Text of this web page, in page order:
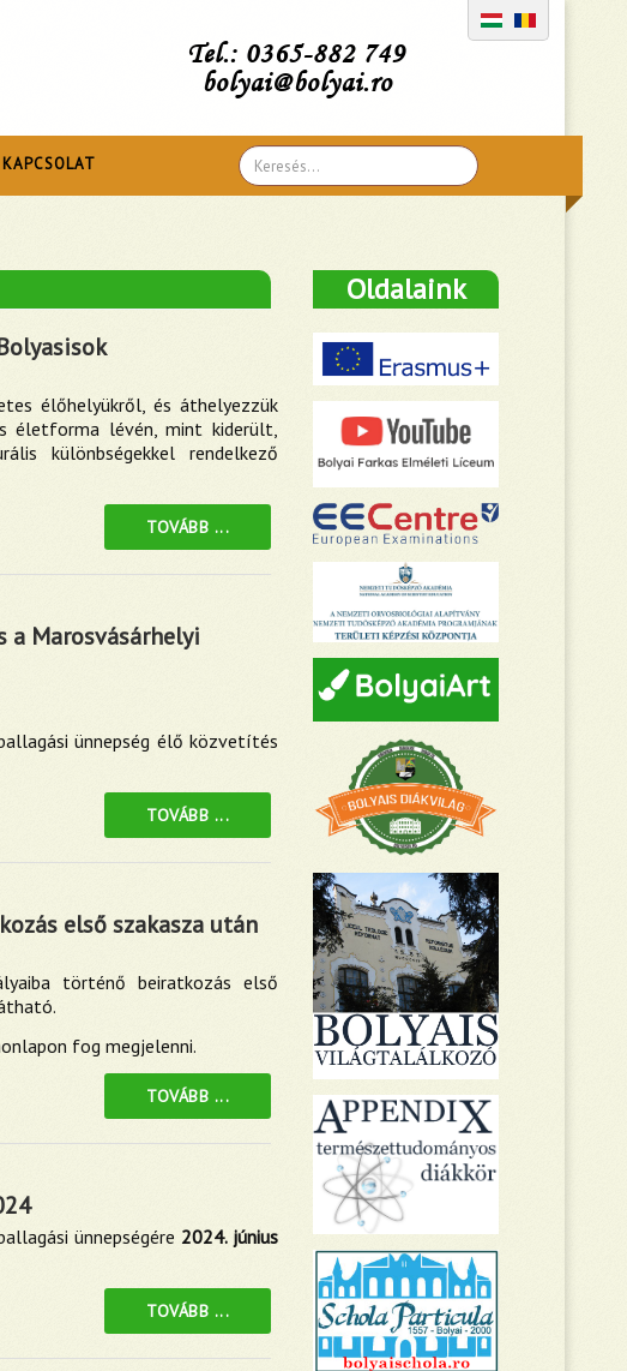
Tel.: 0365-882 749
bolyai@bolyai.ro
Search
...
KAPCSOLAT
élőhelyükről, és áthelyezzük
életforma lévén, mint kiderült,
különbségekkel rendelkező
TOVÁBB ...
a Marosvásárhelyi
ünnepség élő közvetítés
TOVÁBB ...
első szakasza után
történő beiratkozás első
fog megjelenni.
TOVÁBB ...
ünnepségére 2024. június
TOVÁBB ...
Oldalaink